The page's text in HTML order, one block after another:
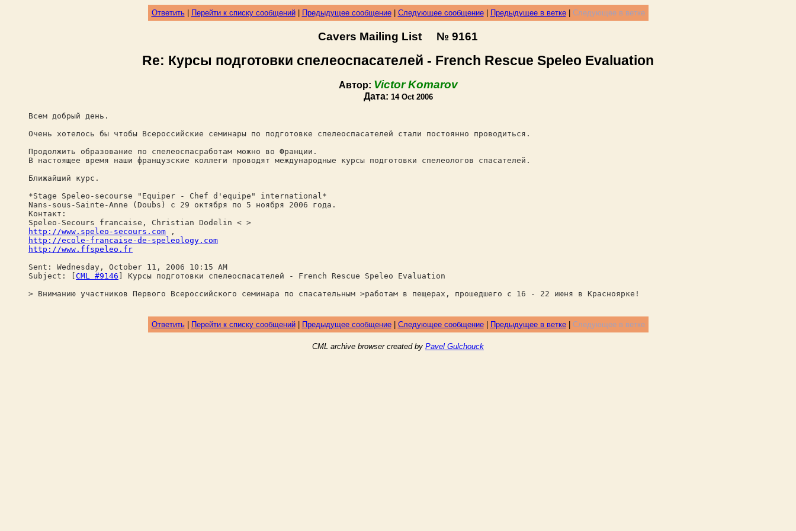
Ответить| Перейти к списку сообщений| Предыдущее сообщение| Следующее сообщение| Предыдущее в ветке| Следующее в ветке
Cavers Mailing List № 9161
Re: Курсы подготовки спелеоспасателей - French Rescue Speleo Evaluation
Автор: Victor Komarov
Дата: 14 Oct 2006
Всем добрый день.
Очень хотелось бы чтобы Всероссийские семинары по подготовке спелеоспасателей стали постоянно проводиться.
Продолжить образование по спелеоспасработам можно во Франции.
В настоящее время наши французские коллеги проводят международные курсы подготовки спелеологов спасателей.
Ближайший курс.
*Stage Speleo-secourse "Equiper - Chef d'equipe" international*
Nans-sous-Sainte-Anne (Doubs) с 29 октября по 5 ноября 2006 года.
Контакт:
Speleo-Seсours francaise, Christian Dodelin < >
http://www.speleo-secours.com ,
http://ecole-francaise-de-speleology.com
http://www.ffspeleo.fr
Sent: Wednesday, October 11, 2006 10:15 AM
Subject: [ CML #9146 ] Курсы подготовки спелеоспасателей - French Rescue Speleo Evaluation
> Вниманию участников Первого Всероссийского семинара по спасательным >работам в пещерах, прошедшего с 16 - 22 июня в Красноярке!
Ответить| Перейти к списку сообщений| Предыдущее сообщение| Следующее сообщение| Предыдущее в ветке| Следующее в ветке
CML archive browser created by Pavel Gulchouck